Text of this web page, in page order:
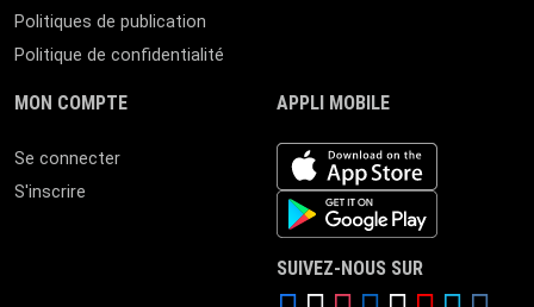
Politiques de publication
Politique de confidentialité
MON COMPTE
Se connecter
S'inscrire
APPLI MOBILE
iOS app
Android App
SUIVEZ-NOUS SUR